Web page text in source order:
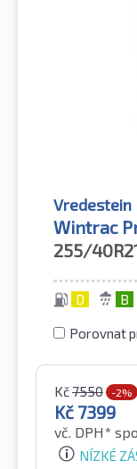
Vredestein
Wintrac
255/
D B
Porovnat
Kč7550 -2%
Kč 7399
vč. DPH*
NÍZKÉ